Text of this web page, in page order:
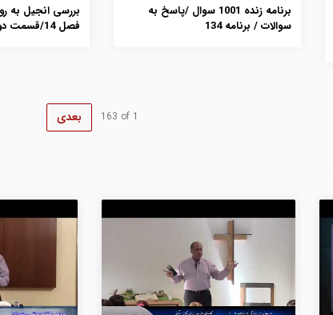
برنامه زنده 1001 سوال /پاسخ به
سوالات / برنامه 134
فصل 14/قسمت دوم
1
of
163 بعدی